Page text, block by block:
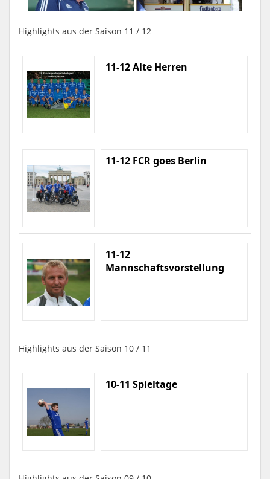
Highlights aus der Saison 11 / 12
11-12 Alte Herren
11-12 FCR goes Berlin
11-12
Mannschaftsvorstellung
Highlights aus der Saison 10 / 11
10-11 Spieltage